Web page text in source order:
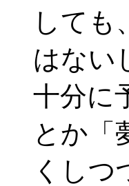
しても
はない
十分に
とか「
くしつ